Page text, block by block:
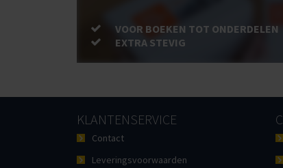
VOOR BOEKEN TOT ONDERDELEN
EXTRA STEVIG
KLANTENSERVICE
Contact
Leveringsvoorwaarden